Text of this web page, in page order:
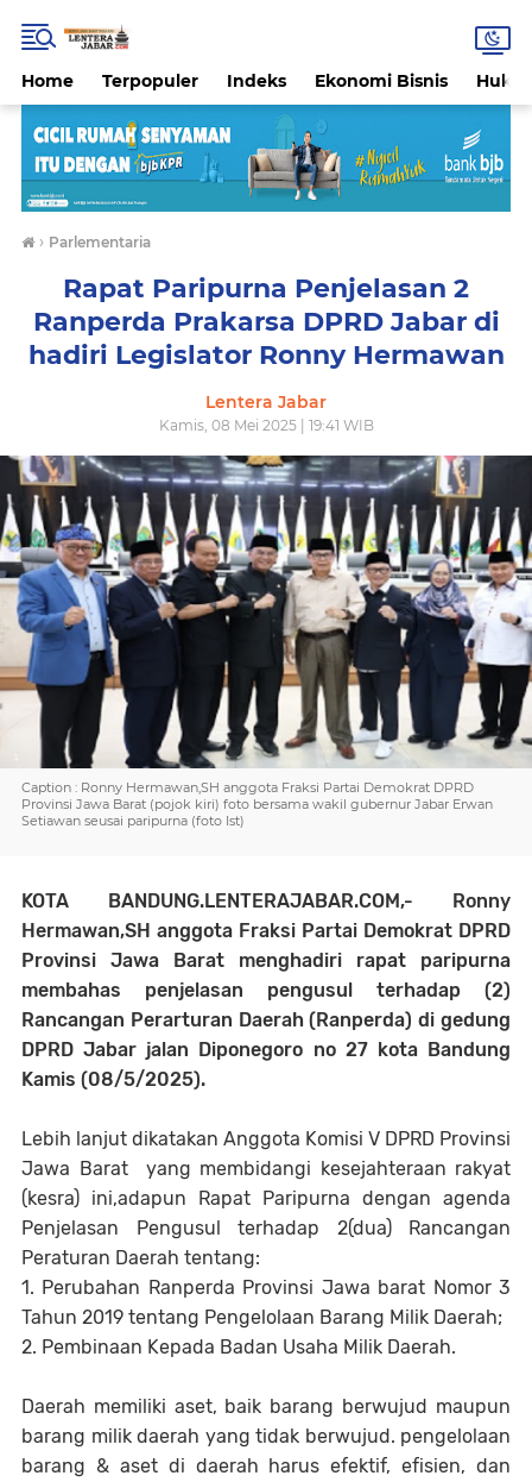
Home Terpopuler Indeks Ekonomi Bisnis
› Parlementaria
Rapat Paripurna Penjelasan 2
Ranperda Prakarsa DPRD Jabar di
hadiri Legislator Ronny Hermawan
Lentera Jabar
Kamis, 08 Mei 2025 | 19:41 WIB
Caption : Ronny Hermawan,SH anggota Fraksi Partai Demokrat DPRD
Provinsi Jawa Barat (pojok kiri) foto bersama wakil gubernur Jabar Erwan
Setiawan seusai paripurna (foto Ist)
KOTA BANDUNG.LENTERAJABAR.COM,- Ronny
Hermawan,SH anggota Fraksi Partai Demokrat DPRD
Provinsi Jawa Barat menghadiri rapat paripurna
membahas penjelasan pengusul terhadap (2)
Rancangan Perarturan Daerah (Ranperda) di gedung
DPRD Jabar jalan Diponegoro no 27 kota Bandung
Kamis (08/5/2025).
Lebih lanjut dikatakan Anggota Komisi V DPRD Provinsi
Jawa Barat yang membidangi kesejahteraan rakyat
(kesra) ini,adapun Rapat Paripurna dengan agenda
Penjelasan Pengusul terhadap 2(dua) Rancangan
Peraturan Daerah tentang:
1. Perubahan Ranperda Provinsi Jawa barat Nomor 3
Tahun 2019 tentang Pengelolaan Barang Milik Daerah;
2. Pembinaan Kepada Badan Usaha Milik Daerah.
Daerah memiliki aset, baik barang berwujud maupun
barang milik daerah yang tidak berwujud. pengelolaan
barang & aset di daerah harus efektif, efisien, dan